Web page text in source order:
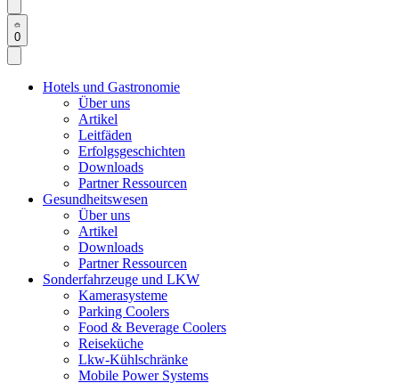
0
Hotels und Gastronomie
Über uns
Artikel
Leitfäden
Erfolgsgeschichten
Downloads
Partner Ressourcen
Gesundheitswesen
Über uns
Artikel
Downloads
Partner Ressourcen
Sonderfahrzeuge und LKW
Kamerasysteme
Parking Coolers
Food & Beverage Coolers
Reiseküche
Lkw-Kühlschränke
Mobile Power Systems